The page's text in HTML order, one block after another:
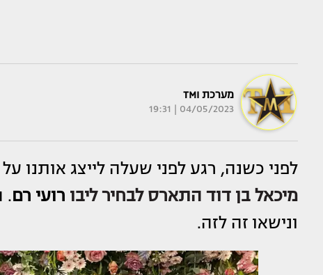
מערכת TMI
04/05/2023 | 19:31
לפני כשנה, רגע לפני שעלה לייצג אותנו על
מיכאל בן דוד התארס לבחיר ליבו רועי רם.
ונישאו זה לזה.